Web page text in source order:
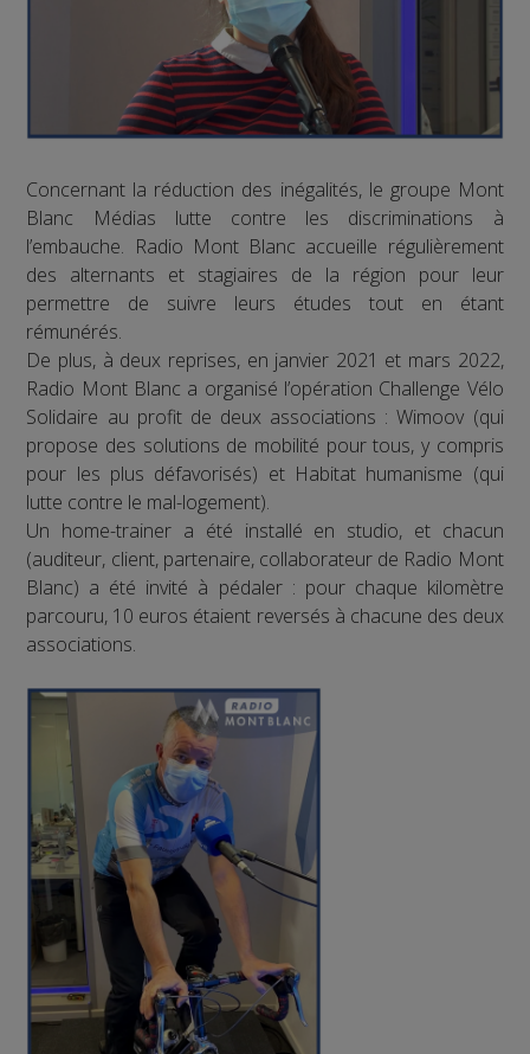
Concernant la réduction des inégalités, le groupe Mont
Blanc Médias lutte contre les discriminations à
l’embauche. Radio Mont Blanc accueille régulièrement
des alternants et stagiaires de la région pour leur
permettre de suivre leurs études tout en étant
rémunérés.
De plus, à deux reprises, en janvier 2021 et mars 2022,
Radio Mont Blanc a organisé l’opération Challenge Vélo
Solidaire au profit de deux associations : Wimoov (qui
propose des solutions de mobilité pour tous, y compris
pour les plus défavorisés) et Habitat humanisme (qui
lutte contre le mal-logement).
Un home-trainer a été installé en studio, et chacun
(auditeur, client, partenaire, collaborateur de Radio Mont
Blanc) a été invité à pédaler : pour chaque kilomètre
parcouru, 10 euros étaient reversés à chacune des deux
associations.